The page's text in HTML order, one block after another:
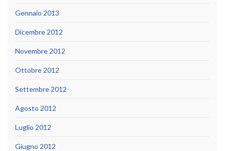
Gennaio 2013
Dicembre 2012
Novembre 2012
Ottobre 2012
Settembre 2012
Agosto 2012
Luglio 2012
Giugno 2012